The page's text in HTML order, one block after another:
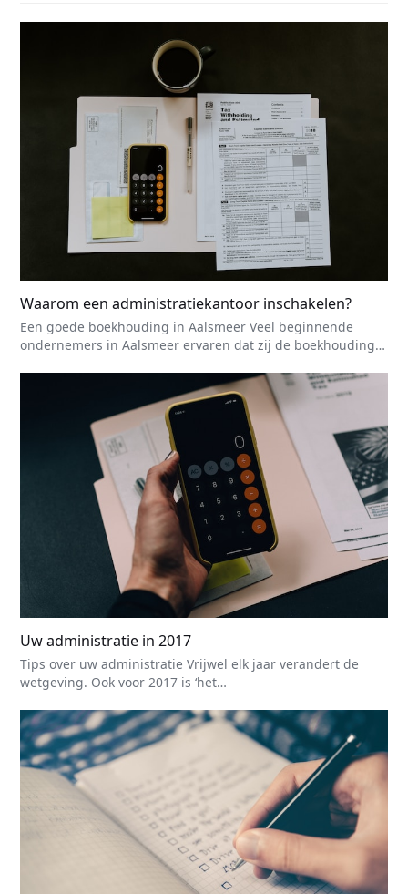
Waarom een administratiekantoor inschakelen?
Een goede boekhouding in Aalsmeer Veel beginnende
ondernemers in Aalsmeer ervaren dat zij de boekhouding…
Uw administratie in 2017
Tips over uw administratie Vrijwel elk jaar verandert de
wetgeving. Ook voor 2017 is ‘het…